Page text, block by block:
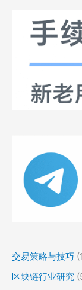
交易策略与技巧
区块链行业研究